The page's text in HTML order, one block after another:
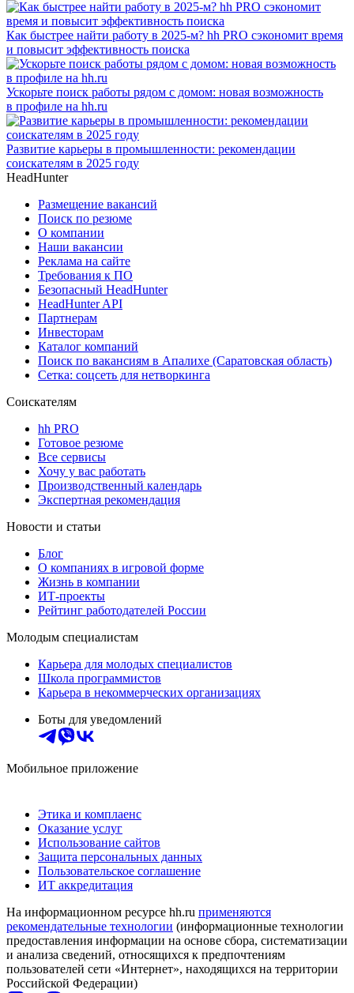
Как быстрее найти работу в 2025-м? hh PRO сэкономит время
и повысит эффективность поиска
Ускорьте поиск работы рядом с домом: новая возможность
в профиле на hh.ru
Развитие карьеры в промышленности: рекомендации
соискателям в 2025 году
HeadHunter
Размещение вакансий
Поиск по резюме
О компании
Наши вакансии
Реклама на сайте
Требования к ПО
Безопасный HeadHunter
HeadHunter API
Партнерам
Инвесторам
Каталог компаний
Поиск по вакансиям в Апалихе (Саратовская область)
Сетка: соцсеть для нетворкинга
Соискателям
hh PRO
Готовое резюме
Все сервисы
Хочу у вас работать
Производственный календарь
Экспертная рекомендация
Новости и статьи
Блог
О компаниях в игровой форме
Жизнь в компании
ИТ-проекты
Рейтинг работодателей России
Молодым специалистам
Карьера для молодых специалистов
Школа программистов
Карьера в некоммерческих организациях
Боты для уведомлений
Мобильное приложение
Этика и комплаенс
Оказание услуг
Использование сайтов
Защита персональных данных
Пользовательское соглашение
ИТ аккредитация
На информационном ресурсе hh.ru применяются
рекомендательные технологии (информационные технологии
предоставления информации на основе сбора, систематизации
и анализа сведений, относящихся к предпочтениям
пользователей сети «Интернет», находящихся на территории
Российской Федерации)